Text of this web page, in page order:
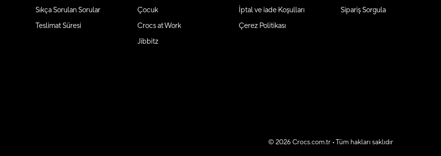
Sıkça Sorulan Sorular
Teslimat Süresi
Çocuk
Crocs at Work
Jibbitz
İptal ve iade Koşulları
Çerez Politikası
Sipariş Sorgula
© 2026 Crocs.com.tr • Tüm hakları saklıdır